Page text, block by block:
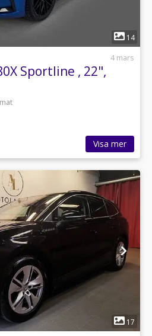
14
4 mars
Sportline , 22",
Visa mer
1
17